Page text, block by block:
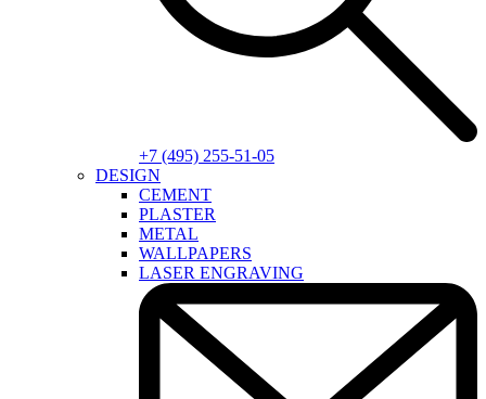
+7 (495) 255-51-05
DESIGN
CEMENT
PLASTER
METAL
WALLPAPERS
LASER ENGRAVING